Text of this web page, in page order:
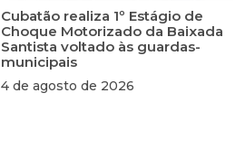
Cubatão realiza 1º Estágio de
Choque Motorizado da Baixada
Santista voltado às guardas-
municipais
4 de agosto de 2026